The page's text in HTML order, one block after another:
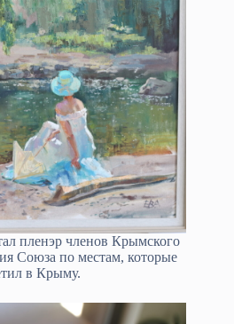
пленэр членов Крымского
Союза по местам, которые
в Крыму.